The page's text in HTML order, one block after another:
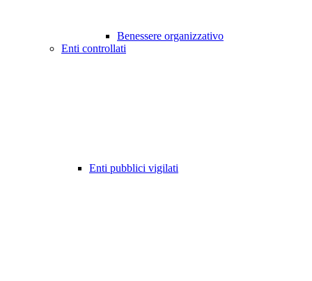
Benessere organizzativo
Enti controllati
Enti pubblici vigilati